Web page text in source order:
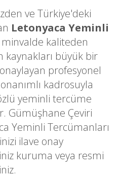
ve Türkiye'deki
Letonyaca Yeminli
minvalde kaliteden
büyük bir
profesyonel
kadrosuyla
yeminli tercüme
Gümüşhane Çeviri
Yeminli Tercümanları
ilave onay
kuruma veya resmi